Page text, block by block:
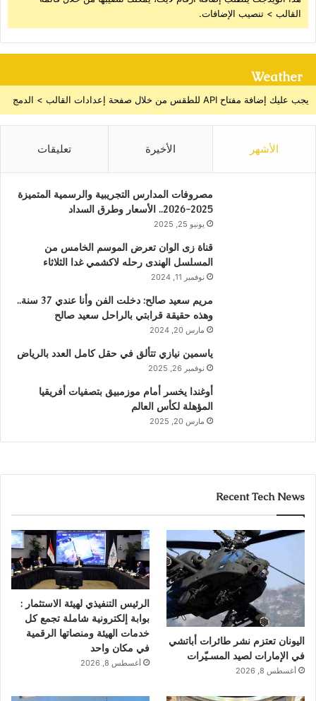
القالب > تنصيب الإضافات.
Weather
يجب عليك إضافة مفتاح API للطقس من خلال صفحة إعدادات القالب > الدمج
الأشهر الأخيرة تعليقات
مصروفات المدارس التجريبية والرسمية المتميزة
2025-2026.. الأسعار وطرق السداد
يونيو 25, 2025
قناة زى الوان تعرض الموسم الخامس من
المسلسل الهندى رحله لاكشمي غدا الثلاثاء
نوفمبر 11, 2024
مريم سعيد صالح: دخلت الفن وأنا عندي 37 سنة..
وهذه حقيقة قرابتي بالراحل سعيد صالح
مارس 20, 2024
ياسمين نيازي تتألق في حقل كامل العدد بالرياض
نوفمبر 26, 2025
أوغندا يخسر أمام موزمبيق بتصفيات أفريقيا
المؤهلة لكأس العالم
مارس 20, 2025
Recent Tech News
اليونان تعتزم نشر طائرات أباتشي
في الإمارات لصيد المسـيّرات
أغسطس 8, 2026
الرئيس التنفيذي لهيئة الاستثمار :
بوابة إلكترونية شاملة تجمع كل
خدمات الهيئة ومنصاتها الرقمية
في مكان واحد
أغسطس 8, 2026